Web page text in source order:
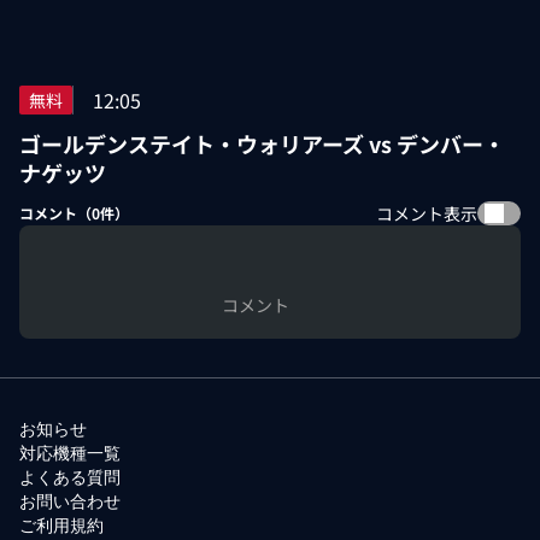
無料 12:05
ゴールデンステイト・ウォリアーズ vs デンバー・
ナゲッツ
コメント（0件） コメント表示
コメント
お知らせ
対応機種一覧
よくある質問
お問い合わせ
ご利用規約